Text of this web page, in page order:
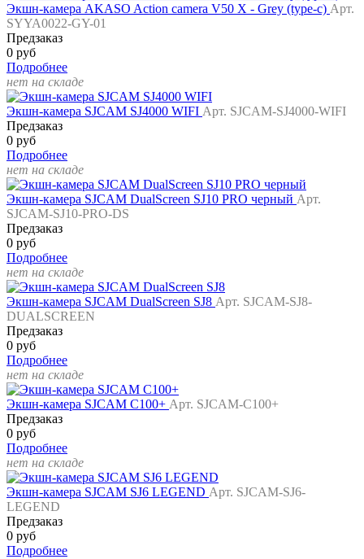
Экшн-камера AKASO Action camera V50 X - Grey (type-c) Арт.
SYYA0022-GY-01
Предзаказ
0 руб
Подробнее
нет на складе
Экшн-камера SJCAM SJ4000 WIFI Арт. SJCAM-SJ4000-WIFI
Предзаказ
0 руб
Подробнее
нет на складе
Экшн-камера SJCAM DualScreen SJ10 PRO черный Арт.
SJCAM-SJ10-PRO-DS
Предзаказ
0 руб
Подробнее
нет на складе
Экшн-камера SJCAM DualScreen SJ8 Арт. SJCAM-SJ8-
DUALSCREEN
Предзаказ
0 руб
Подробнее
нет на складе
Экшн-камера SJCAM C100+ Арт. SJCAM-C100+
Предзаказ
0 руб
Подробнее
нет на складе
Экшн-камера SJCAM SJ6 LEGEND Арт. SJCAM-SJ6-
LEGEND
Предзаказ
0 руб
Подробнее